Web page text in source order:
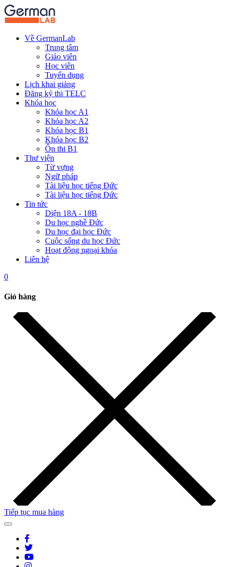
Về GermanLab
Trung tâm
Giáo viên
Học viên
Tuyển dụng
Lịch khai giảng
Đăng ký thi TELC
Khóa học
Khóa học A1
Khóa học A2
Khóa học B1
Khóa học B2
Ôn thi B1
Thư viện
Từ vựng
Ngữ pháp
Tài liệu học tiếng Đức
Tài liệu học tiếng Đức
Tin tức
Diện 18A - 18B
Du học nghề Đức
Du học đại học Đức
Cuộc sống du học Đức
Hoạt động ngoại khóa
Liên hệ
0
Giỏ hàng
Tiếp tục mua hàng